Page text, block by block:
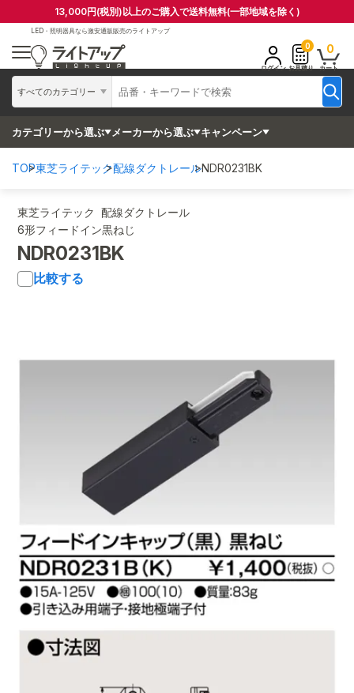
13,000円(税別)以上のご購入で送料無料(一部地域を除く)
LED・照明器具なら激安通販販売のライトアップ
すべてのカテゴリー
ログイン
0
お見積り
0
カート
カテゴリーから選ぶ メーカーから選ぶ キャンペーン
TOP東芝ライテック配線ダクトレールNDR0231BK
東芝ライテック 配線ダクトレール
6形フィードイン黒ねじ
NDR0231BK
比較する